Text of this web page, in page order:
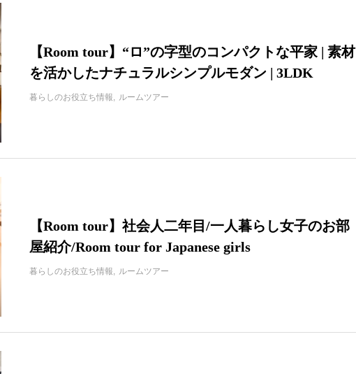
【Room tour】“ロ”の字型のコンパクトな平家 | 素材
を活かしたナチュラルシンプルモダン | 3LDK
暮らしのお役立ち情報 ルームツアー
【Room tour】社会人二年目/一人暮らし女子のお部
屋紹介/Room tour for Japanese girls
暮らしのお役立ち情報 ルームツアー